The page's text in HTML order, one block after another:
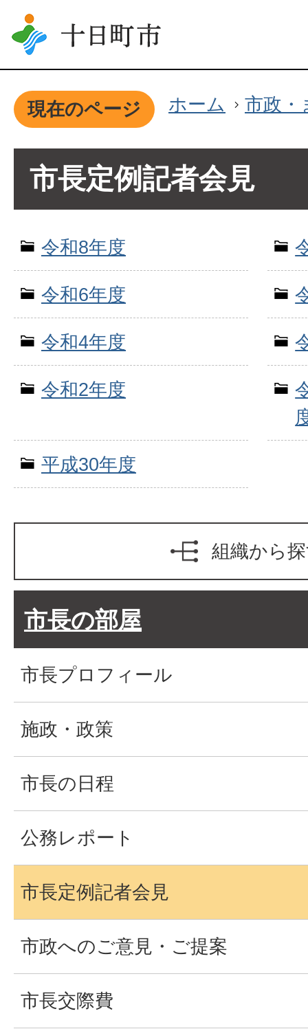
現在のページ ホーム 市政・
市長定例記者会見
令和8年度
令和6年度
令和4年度
令和2年度
平成30年度
組織から
市長の部屋
市長プロフィール
施政・政策
市長の日程
公務レポート
市長定例記者会見
市政へのご意見・ご提案
市長交際費